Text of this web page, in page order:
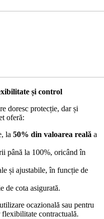
și control
doresc protecție, dar și
oferă:
la 50% din valoarea reală a
până la 100%, oricând în
și ajustabile, în funcție de
de cota asigurată.
ocazională sau pentru
flexibilitate contractuală.